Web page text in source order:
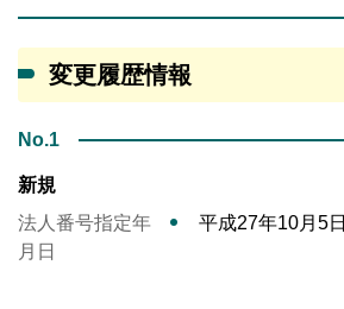
変更履歴情報
No.1
新規
法人番号指定年
月日
平成27年10月5日